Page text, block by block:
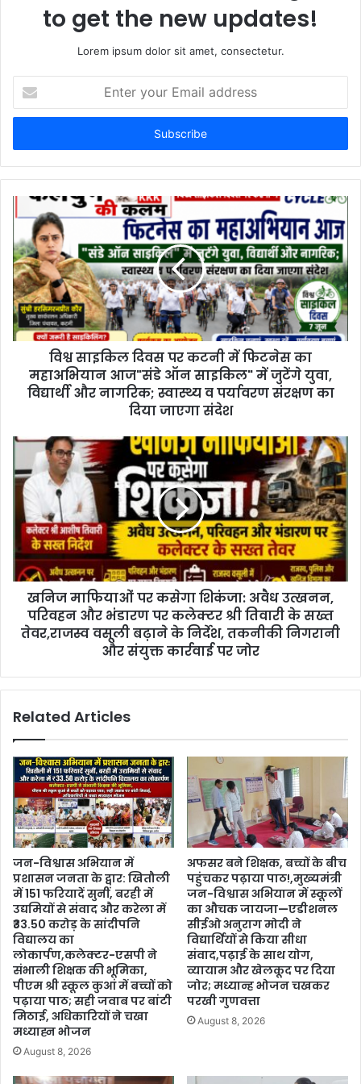
to get the new updates!
Lorem ipsum dolor sit amet, consectetur.
t
r
y
r
m
a
i
l
a
d
विश्व साइकिल दिवस पर कटनी में फिटनेस का
महाअभियान आज"संडे ऑन साइकिल" में जुटेंगे युवा,
विद्यार्थी और नागरिक; स्वास्थ्य व पर्यावरण संरक्षण का
दिया जाएगा संदेश
खनिज माफियाओं पर कसेगा शिकंजा: अवैध उत्खनन,
परिवहन और भंडारण पर कलेक्टर श्री तिवारी के सख्त
तेवर,राजस्व वसूली बढ़ाने के निर्देश, तकनीकी निगरानी
और संयुक्त कार्रवाई पर जोर
Related Articles
जन-विश्वास अभियान में
प्रशासन जनता के द्वार: खितौली
में 151 फरियादें सुनीं, बरही में
उद्यमियों से संवाद और करेला में
₹33.50 करोड़ के सांदीपनि
विद्यालय का
लोकार्पण,कलेक्टर-एसपी ने
संभाली शिक्षक की भूमिका,
पीएम श्री स्कूल कुआं में बच्चों को
पढ़ाया पाठ; सही जवाब पर बांटी
मिठाई, अधिकारियों ने चखा
मध्याह्न भोजन
August 8, 2026
अफसर बने शिक्षक, बच्चों के बीच
पहुंचकर पढ़ाया पाठ!,मुख्यमंत्री
जन-विश्वास अभियान में स्कूलों
का औचक जायजा—एडीशनल
सीईओ अनुराग मोदी ने
विद्यार्थियों से किया सीधा
संवाद,पढ़ाई के साथ योग,
व्यायाम और खेलकूद पर दिया
जोर; मध्यान्ह भोजन चखकर
परखी गुणवत्ता
August 8, 2026